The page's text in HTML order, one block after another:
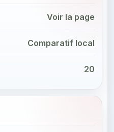
Voir la page
Comparatif local
20